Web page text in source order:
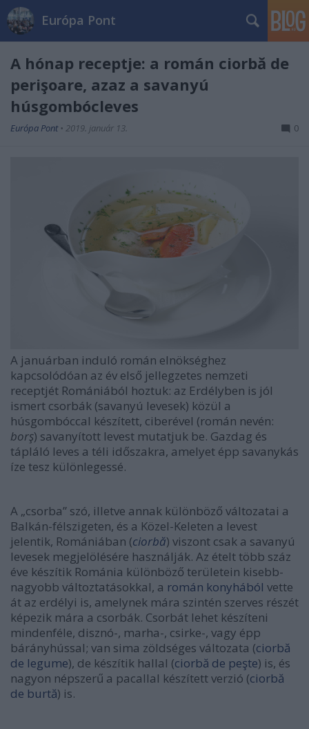
Európa Pont
A hónap receptje: a román ciorbă de
perişoare, azaz a savanyú
húsgombócleves
Európa Pont • 2019. január 13. 0
A januárban induló román elnökséghez
kapcsolódóan az év első jellegzetes nemzeti
receptjét Romániából hoztuk: az Erdélyben is jól
ismert csorbák (savanyú levesek) közül a
húsgombóccal készített, ciberével (román nevén:
borş) savanyított levest mutatjuk be. Gazdag és
tápláló leves a téli időszakra, amelyet épp savanykás
íze tesz különlegessé.
A „csorba” szó, illetve annak különböző változatai a
Balkán-félszigeten, és a Közel-Keleten a levest
jelentik, Romániában (ciorbă) viszont csak a savanyú
levesek megjelölésére használják. Az ételt több száz
éve készítik Románia különböző területein kisebb-
nagyobb változtatásokkal, a román konyhából vette
át az erdélyi is, amelynek mára szintén szerves részét
képezik mára a csorbák. Csorbát lehet készíteni
mindenféle, disznó-, marha-, csirke-, vagy épp
bárányhússal; van sima zöldséges változata (ciorbă
de legume), de készítik hallal (ciorbă de peşte) is, és
nagyon népszerű a pacallal készített verzió (ciorbă
de burtă) is.